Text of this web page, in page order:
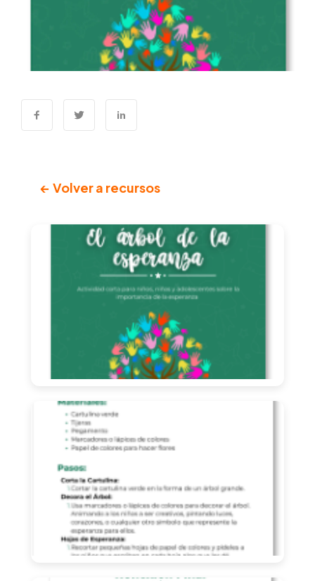
← Volver a recursos